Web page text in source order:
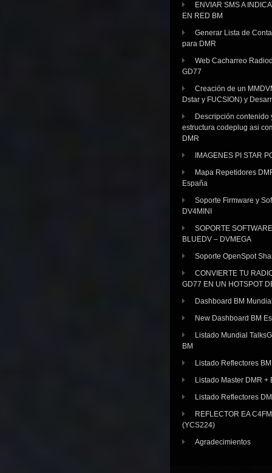
ENVIAR SMS A
EN RED BM
Generar Lista de
para DMR
Web Cacharreo
GD77
Creación de un
Dstar y FUCSION) y
Descripción contenido
estructura codeplug asi
DMR
IMAGENES PI STAR
Mapa Repetidores
España
Soporte Firmware y
DV4MINI
SOPORTE SOFTWARE
BLUEDV – DVMEGA
Soporte OpenSpot
CONVIERTE TU
GD77 EN UN HOTSPOT
Dashboard BM
New Dashboard BM
Listado Mundial
BM
Listado Reflectores BM
Listado Master DMR +
Listado Reflectores
REFLECTOR EA
(YCS224)
Agradecimientos